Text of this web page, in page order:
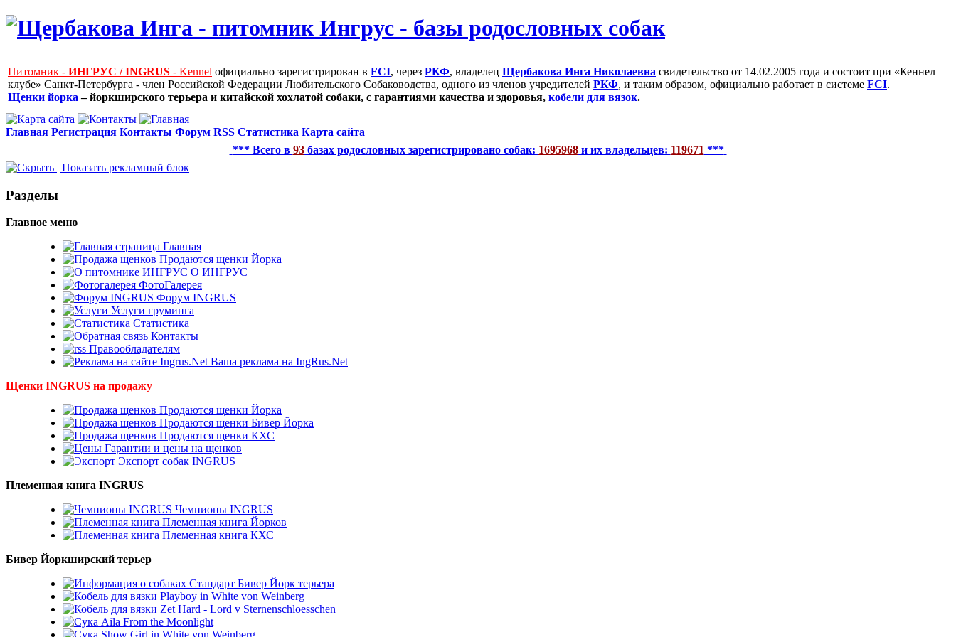
Питомник - ИНГРУС / INGRUS - Kennel официально зарегистрирован в FCI, через РКФ, владелец Щербакова Инга Николаевна свидетельство от 14.02.2005 года и состоит при «Кеннел
клубе» Санкт-Петербурга - член Российской Федерации Любительского Собаководства, одного из членов учредителей РКФ, и таким образом, официально работает в системе FCI.
Щенки йорка – йоркширского терьера и китайской хохлатой собаки, с гарантиями качества и здоровья, кобели для вязок.
Главная Регистрация Контакты Форум RSS Статистика Карта сайта
*** Всего в 93базах родословных зарегистрировано собак: 1695968и их владельцев: 119671 ***
Рaзделы
Главное меню
Главная
Продаются щенки Йорка
О ИНГРУС
ФотоГалерея
Форум INGRUS
Услуги груминга
Статистика
Контакты
Правообладателям
Ваша реклама на IngRus.Net
Щенки INGRUS на продажу
Продаются щенки Йорка
Продаются щенки Бивер Йорка
Продаются щенки КХС
Гарантии и цены на щенков
Экспорт собак INGRUS
Племенная книга INGRUS
Чемпионы INGRUS
Племенная книга Йорков
Племенная книга КХС
Бивер Йоркширский терьер
Стандарт Бивер Йорк терьера
Playboy in White von Weinberg
Zet Hard - Lord v Sternenschloesschen
Aila From the Moonlight